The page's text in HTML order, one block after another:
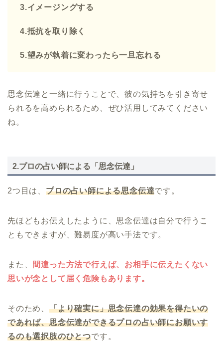
3.イメージングする
4.抵抗を取り除く
5.望みが執着に変わったら一旦忘れる
思念伝達と一緒に行うことで、彼の気持ちを引き寄せ
られるを高められるため、ぜひ活用してみてください
ね。
2.プロの占い師による「思念伝達」
2つ目は、 プロの占い師による思念伝達です。
先ほどもお伝えしたように、思念伝達は自分で行うこ
ともできますが、難易度が高い手法です。
また、 間違った方法で行えば、お相手に伝えたくない
思いが念として届く危険もあります。
そのため、 「より確実に」思念伝達の効果を得たいの
であれば、思念伝達ができるプロの占い師にお願いす
るのも選択肢のひとつです。